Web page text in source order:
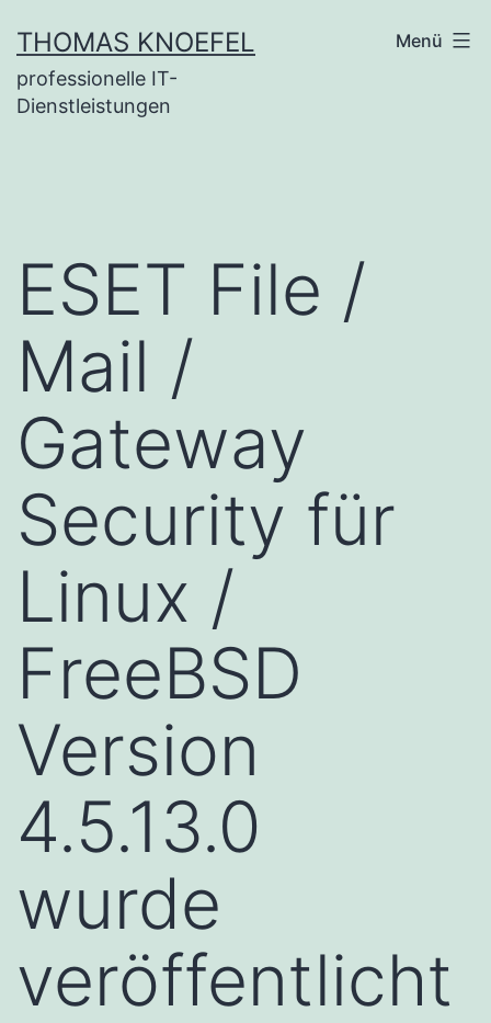
Inhalt
springen
THOMAS KNOEFEL
professionelle IT-
Dienstleistungen
Menü
ESET File /
Mail /
Gateway
Security für
Linux /
FreeBSD
Version
4.5.13.0
wurde
veröffentlicht